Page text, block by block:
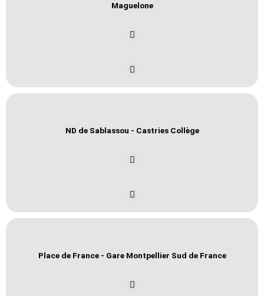
Maguelone
ND de Sablassou - Castries Collège
Place de France - Gare Montpellier Sud de France